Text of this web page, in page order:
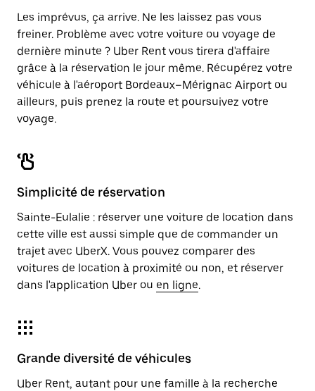
Les imprévus, ça arrive. Ne les laissez pas vous
freiner. Problème avec votre voiture ou voyage de
dernière minute ? Uber Rent vous tirera d'affaire
grâce à la réservation le jour même. Récupérez votre
véhicule à l'aéroport Bordeaux–Mérignac Airport ou
ailleurs, puis prenez la route et poursuivez votre
voyage.
Simplicité de réservation
Sainte-Eulalie : réserver une voiture de location dans
cette ville est aussi simple que de commander un
trajet avec UberX. Vous pouvez comparer des
voitures de location à proximité ou non, et réserver
dans l'application Uber ou en ligne.
Grande diversité de véhicules
Uber Rent, autant pour une famille à la recherche